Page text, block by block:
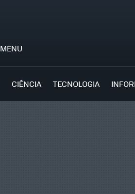
MENU
CIÊNCIA TECNOLOGIA